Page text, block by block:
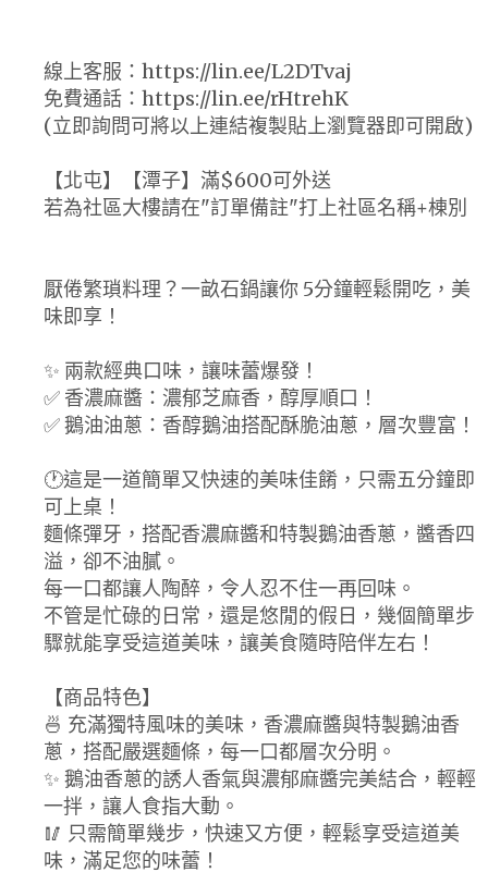
線上客服：https://lin.ee/L2DTvaj
免費通話：https://lin.ee/rHtrehK
(立即詢問可將以上連結複製貼上瀏覽器即可開啟)
【北屯】【潭子】滿$600可外送
若為社區大樓請在"訂單備註"打上社區名稱+棟別
厭倦繁瑣料理？一畝石鍋讓你 5分鐘輕鬆開吃，美
味即享！
✨ 兩款經典口味，讓味蕾爆發！
✅ 香濃麻醬：濃郁芝麻香，醇厚順口！
✅ 鵝油油蔥：香醇鵝油搭配酥脆油蔥，層次豐富！
🕐這是一道簡單又快速的美味佳餚，只需五分鐘即
可上桌！
麵條彈牙，搭配香濃麻醬和特製鵝油香蔥，醬香四
溢，卻不油膩。
每一口都讓人陶醉，令人忍不住一再回味。
不管是忙碌的日常，還是悠閒的假日，幾個簡單步
驟就能享受這道美味，讓美食隨時陪伴左右！
【商品特色】
🍜 充滿獨特風味的美味，香濃麻醬與特製鵝油香
蔥，搭配嚴選麵條，每一口都層次分明。
✨ 鵝油香蔥的誘人香氣與濃郁麻醬完美結合，輕輕
一拌，讓人食指大動。
🥢 只需簡單幾步，快速又方便，輕鬆享受這道美
味，滿足您的味蕾！